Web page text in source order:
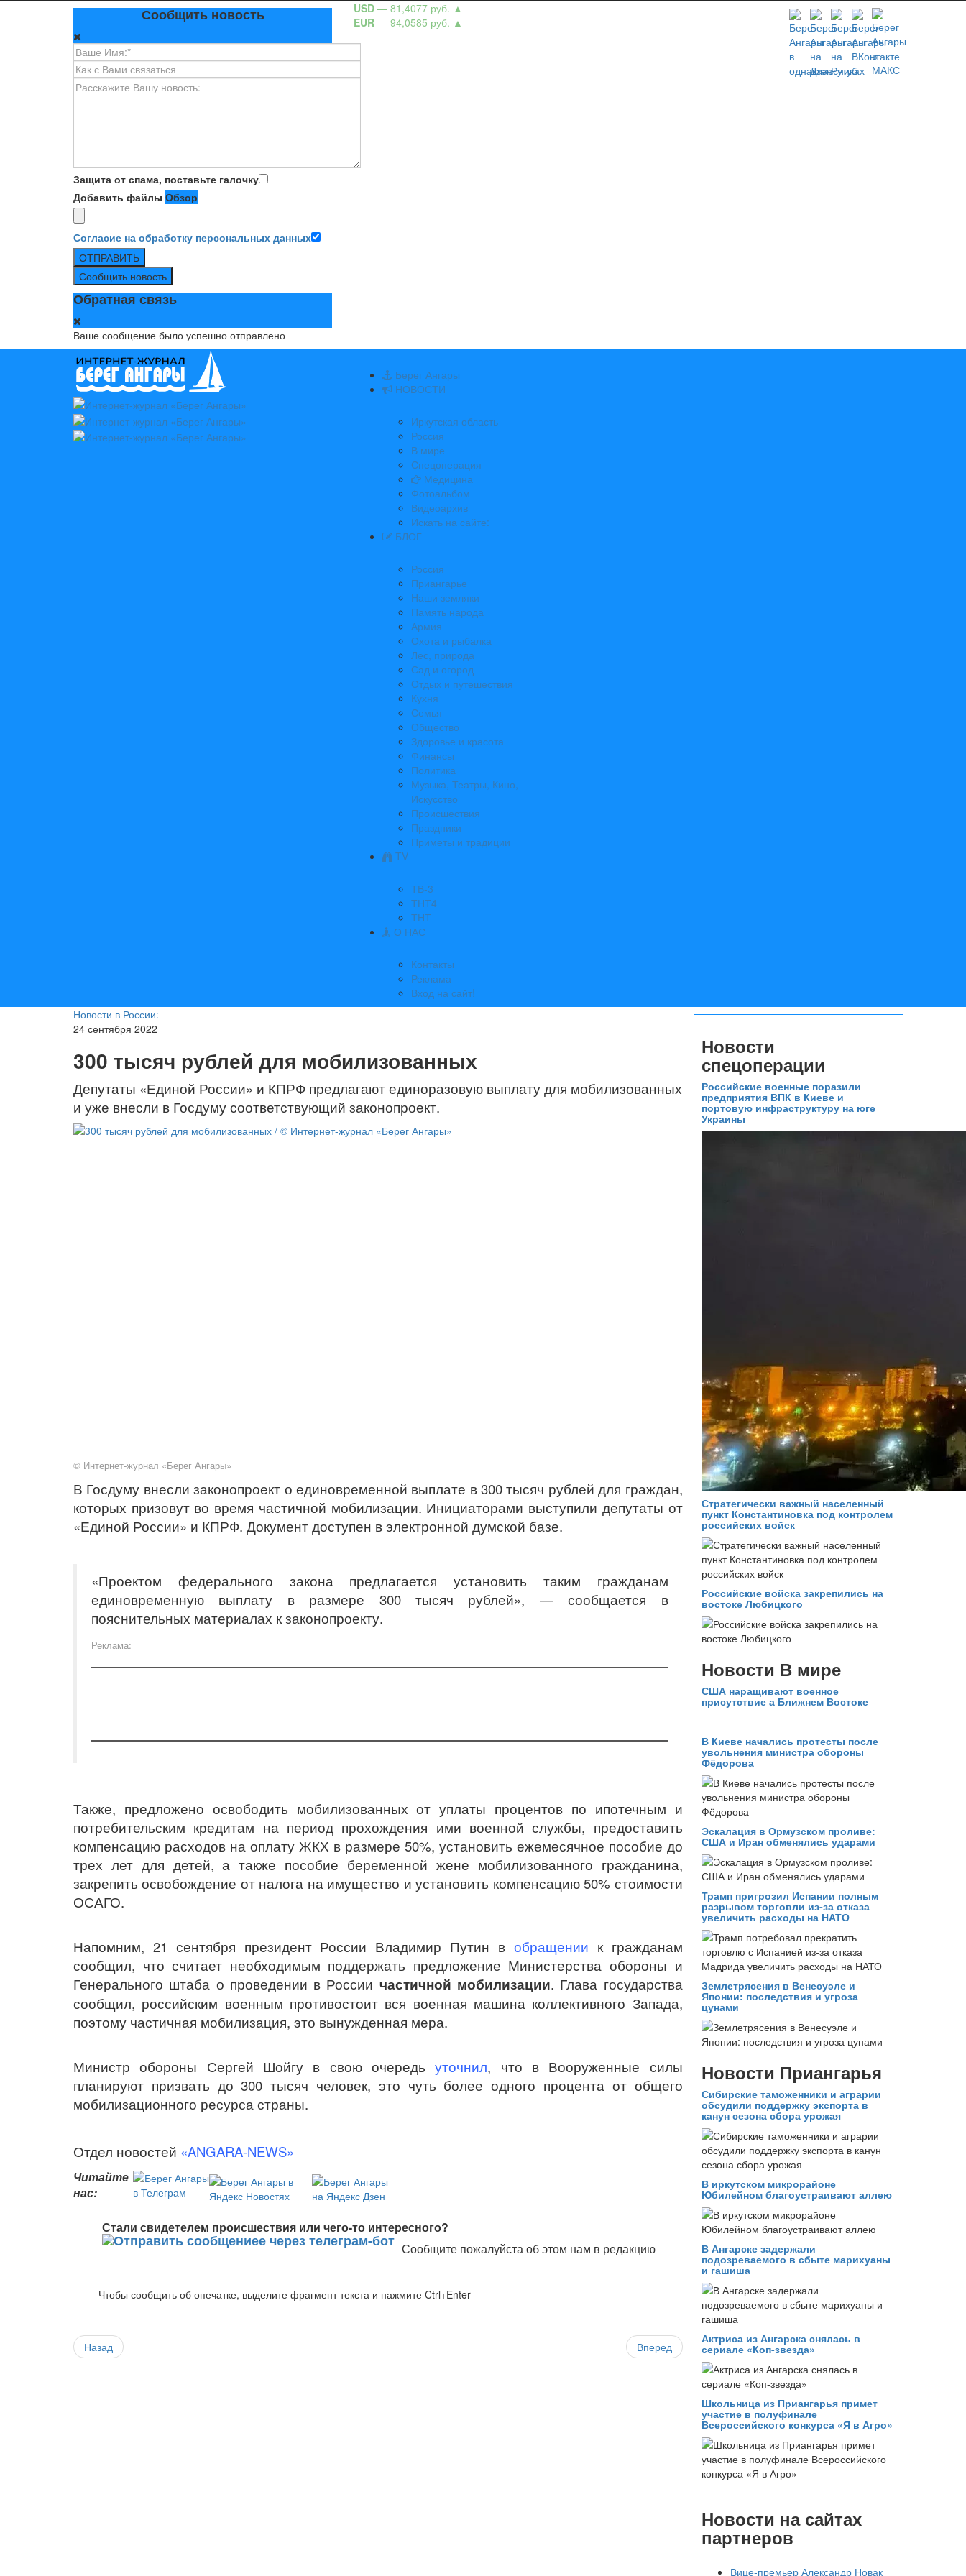
Сообщить новость
Защита от спама, поставьте галочку
Добавить файлы Обзор
Согласие на обработку персональных данных
ОТПРАВИТЬ
Сообщить новость
Обратная связь
Ваше сообщение было успешно отправлено
USD — 81,4077 руб. ▲
EUR — 94,0585 руб. ▲
Берег Ангары
НОВОСТИ
Иркутская область
Россия
В мире
Спецоперация
Медицина
Фотоальбом
Видеоархив
Искать на сайте:
БЛОГ
Россия
Приангарье
Наши земляки
Память народа
Армия
Охота и рыбалка
Лес, природа
Сад и огород
Отдых и путешествия
Кухня
Семья
Общество
Здоровье и красота
Финансы
Политика
Музыка, Театры, Кино,
Искусство
Происшествия
Праздники
Приметы и традиции
TV
ТВ-3
ТНТ4
ТНТ
О НАС
Контакты
Реклама
Вход на сайт!
Новости в России:
24 сентября 2022
300 тысяч рублей для мобилизованных
Депутаты «Единой России» и КПРФ предлагают единоразовую выплату для мобилизованных
и уже внесли в Госдуму соответствующий законопроект.
© Интернет-журнал «Берег Ангары»
В Госдуму внесли законопроект о единовременной выплате в 300 тысяч рублей для граждан,
которых призовут во время частичной мобилизации. Инициаторами выступили депутаты от
«Единой России» и КПРФ. Документ доступен в электронной думской базе.
«Проектом федерального закона предлагается установить таким гражданам
единовременную выплату в размере 300 тысяч рублей», — сообщается в
пояснительных материалах к законопроекту.
Реклама:
Также, предложено освободить мобилизованных от уплаты процентов по ипотечным и
потребительским кредитам на период прохождения ими военной службы, предоставить
компенсацию расходов на оплату ЖКХ в размере 50%, установить ежемесячное пособие до
трех лет для детей, а также пособие беременной жене мобилизованного гражданина,
закрепить освобождение от налога на имущество и установить компенсацию 50% стоимости
ОСАГО.
Напомним, 21 сентября президент России Владимир Путин в обращении к гражданам
сообщил, что считает необходимым поддержать предложение Министерства обороны и
Генерального штаба о проведении в России частичной мобилизации. Глава государства
сообщил, российским военным противостоит вся военная машина коллективного Запада,
поэтому частичная мобилизация, это вынужденная мера.
Министр обороны Сергей Шойгу в свою очередьуточнил, что в Вооруженные силы
планируют призвать до 300 тысяч человек, это чуть более одного процента от общего
мобилизационного ресурса страны.
Отдел новостей «ANGARA-NEWS»
Читайте
нас:
Стали свидетелем происшествия или чего-то интересного?
Сообщите пожалуйста об этом нам в редакцию
Чтобы сообщить об опечатке, выделите фрагмент текста и нажмите Ctrl+Enter
Назад Вперед
Новости
спецоперации
Российские военные поразили
предприятия ВПК в Киеве и
портовую инфраструктуру на юге
Украины
Стратегически важный населенный
пункт Константиновка под контролем
российских войск
Российские войска закрепились на
востоке Любицкого
Новости В мире
США наращивают военное
присутствие а Ближнем Востоке
В Киеве начались протесты после
увольнения министра обороны
Фёдорова
Эскалация в Ормузском проливе:
США и Иран обменялись ударами
Трамп пригрозил Испании полным
разрывом торговли из‑за отказа
увеличить расходы на НАТО
Землетрясения в Венесуэле и
Японии: последствия и угроза
цунами
Новости Приангарья
Сибирские таможенники и аграрии
обсудили поддержку экспорта в
канун сезона сбора урожая
В иркутском микрорайоне
Юбилейном благоустраивают аллею
В Ангарске задержали
подозреваемого в сбыте марихуаны
и гашиша
Актриса из Ангарска снялась в
сериале «Коп-звезда»
Школьница из Приангарья примет
участие в полуфинале
Всероссийского конкурса «Я в Агро»
Новости на сайтах
партнеров
Вице‑премьер Александр Новак